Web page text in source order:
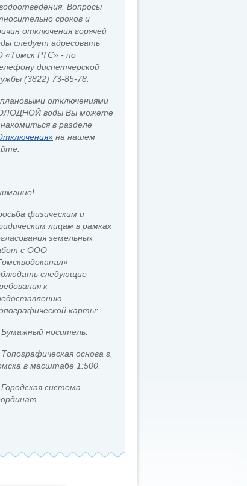
Вопросы
сроков и
отключения горячей
следует адресовать
«Томск РТС» - по
диспетчерской
(3822) 73-85-78.
отключениями
воды Вы можете
в разделе
на нашем
физическим и
лицам в рамках
земельных
с ООО
следующие
к
карты:
Бумажный носитель.
основа г.
в масштабе 1:500.
система